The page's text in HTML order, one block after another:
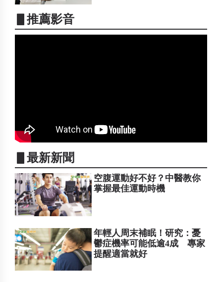
▋推薦影音
▋最新新聞
空腹運動好不好？中醫教你
掌握最佳運動時機
年輕人周末補眠！研究：憂
鬱症機率可能低逾4成 專家
提醒適當就好